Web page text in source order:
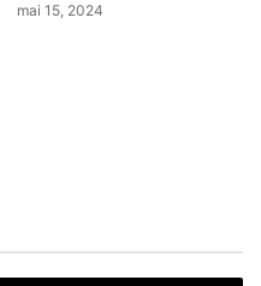
mai 15, 2024